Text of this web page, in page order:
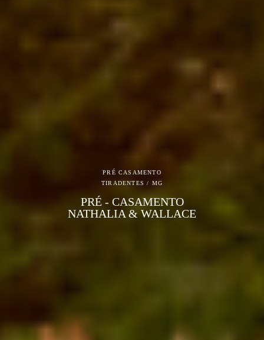
PRÉ CASAMENTO
TIRADENTES / MG
PRÉ - CASAMENTO
NATHALIA & WALLACE